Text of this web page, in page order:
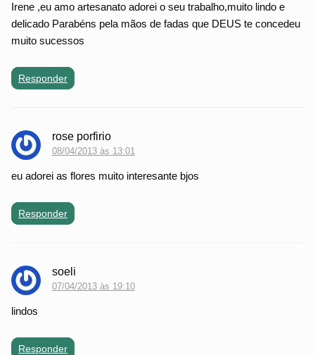
Irene ,eu amo artesanato adorei o seu trabalho,muito lindo e
delicado Parabéns pela mãos de fadas que DEUS te concedeu
muito sucessos
Responder
rose porfirio
08/04/2013 às 13:01
eu adorei as flores muito interesante bjos
Responder
soeli
07/04/2013 às 19:10
lindos
Responder